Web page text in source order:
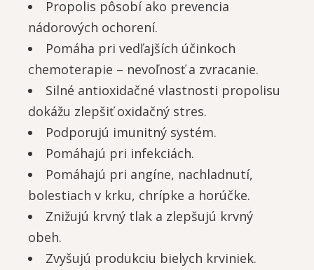
Propolis pôsobí ako prevencia
nádorových ochorení.
Pomáha pri vedľajších účinkoch
chemoterapie – nevoľnosť a zvracanie.
Silné antioxidačné vlastnosti propolisu
dokážu zlepšiť oxidačný stres.
Podporujú imunitný systém.
Pomáhajú pri infekciách.
Pomáhajú pri angíne, nachladnutí,
bolestiach v krku, chrípke a horúčke.
Znižujú krvný tlak a zlepšujú krvný
obeh.
Zvyšujú produkciu bielych krviniek.